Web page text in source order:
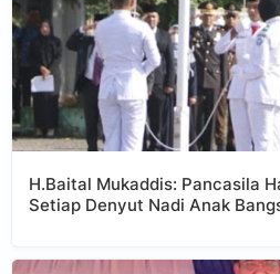
H.Baital Mukaddis: Pancasila
Setiap Denyut Nadi Anak